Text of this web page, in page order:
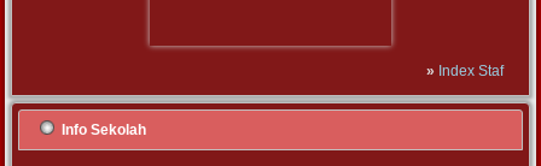
» Index Staf
Info Sekolah